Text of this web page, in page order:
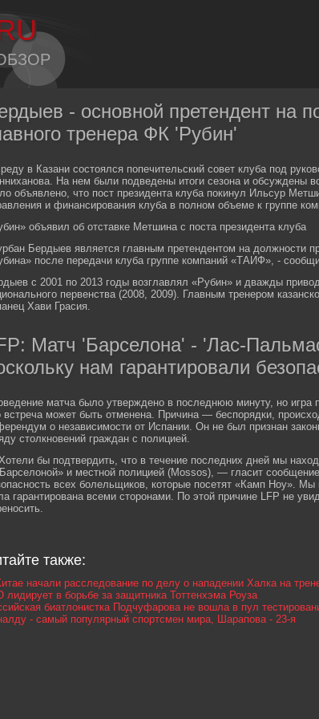
- основной претендент на
тренера ФК 'Рубин'
в Казани состоялся попечительский совет клуба под
На нем были подведены итоги сезона и обсуждены
объявлено, что пост президента клуба покинул Ильсур
и финансирования клуба в полном объеме к группе
объявил об отставке Метшина с поста президента клуба
Бердыев является главным претендентом на должности
после передачи клуба группе компаний «ТАИФ», -
с 2001 по 2013 годы возглавлял «Рубин» и дважды
первенства (2008, 2009). Главным тренером
Хави Грасия.
Матч 'Барселона' - 'Лас-
нам гарантировали
матча было утверждено в последнюю минуту, но игра
встреча может быть отменена. Причина — беспорядки,
о независимости от Испании. Он не был признан
столкновений граждан с полицией.
бы подтвердить, что в течение последних дней мы
и местной полицией (Mossos), — гласит
всех болельщиков, которые посетят «Камп Ноу». Мы
гарантирована всеми сторонами. По этой причине LFP не
также:
начали расследование по делу о нападении Халка на
в борьбе за защитника Тоттенхэма Роуза
биатлонистка Подчуфарова не вошла в пул
- самый популярный спортсмен мира, Шарапова - 23-я